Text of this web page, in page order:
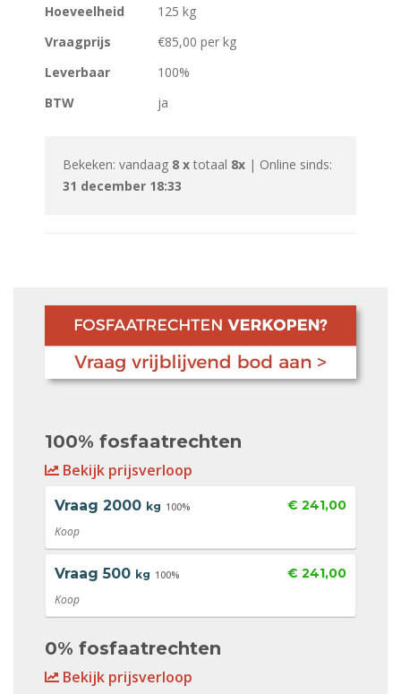
Hoeveelheid
125 kg
Vraagprijs
€85,00 per kg
Leverbaar
100%
BTW
ja
Bekeken: vandaag 8 x totaal 8x | Online sinds:
31 december 18:33
100% fosfaatrechten
Bekijk prijsverloop
Vraag 2000 kg 100% € 241,00
Koop
Vraag 500 kg 100% € 241,00
Koop
0% fosfaatrechten
Bekijk prijsverloop